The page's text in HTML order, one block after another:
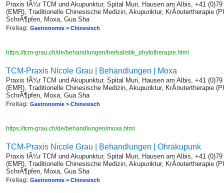
Praxis fÃ¼r TCM und Akupunktur, Spital Muri, Hausen am Albis, +41
(EMR), Traditionelle Chinesische Medizin, Akupunktur, KrÃ¤utertherapie
SchrÃ¶pfen, Moxa, Gua Sha
Freitag: Gastronomie > Chinesisch
https://tcm-grau.ch/de/behandlungen/herbalistik_phytotherapie.html
TCM-Praxis Nicole Grau | Behandlungen | Moxa
Praxis fÃ¼r TCM und Akupunktur, Spital Muri, Hausen am Albis, +41
(EMR), Traditionelle Chinesische Medizin, Akupunktur, KrÃ¤utertherapie
SchrÃ¶pfen, Moxa, Gua Sha
Freitag: Gastronomie > Chinesisch
https://tcm-grau.ch/de/behandlungen/moxa.html
TCM-Praxis Nicole Grau | Behandlungen | Ohrakupunk
Praxis fÃ¼r TCM und Akupunktur, Spital Muri, Hausen am Albis, +41
(EMR), Traditionelle Chinesische Medizin, Akupunktur, KrÃ¤utertherapie
SchrÃ¶pfen, Moxa, Gua Sha
Freitag: Gastronomie > Chinesisch